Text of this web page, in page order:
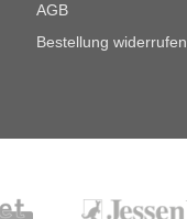
AGB
Bestellung widerrufen